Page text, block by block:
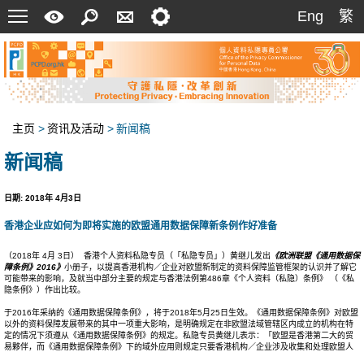
菜
单
速
指
南
索
络
我
定
Eng
繁
繁
主页 >资讯及活动 >新闻稿
新闻稿
日期: 2018年 4月3日
香港企业应如何为即将实施的欧盟通用数据保障新条例作好准备
（2018年 4月 3日） 香港个人资料私隐专员（「私隐专员」）黄继儿发出 《欧洲联盟《通用数据保
障条例》 2016》 小册子，以提高香港机构／企业对欧盟新制定的资料保障监管框架的认识并了解它
可能带来的影响，及就当中部分主要的规定与香港法例第486章《个人资料（私隐）条例》 （《私
隐条例》）作出比较。
于2016年采纳的《通用数据保障条例》，将于2018年5月25日生效。《通用数据保障条例》对欧盟
以外的资料保障发展带来的其中一项重大影响，是明确规定在非欧盟法域管辖区内成立的机构在特
定的情况下须遵从《通用数据保障条例》的规定。私隐专员黄继儿表示：「欧盟是香港第二大的贸
易夥伴，而《通用数据保障条例》下的域外应用则规定只要香港机构／企业涉及收集和处理欧盟人